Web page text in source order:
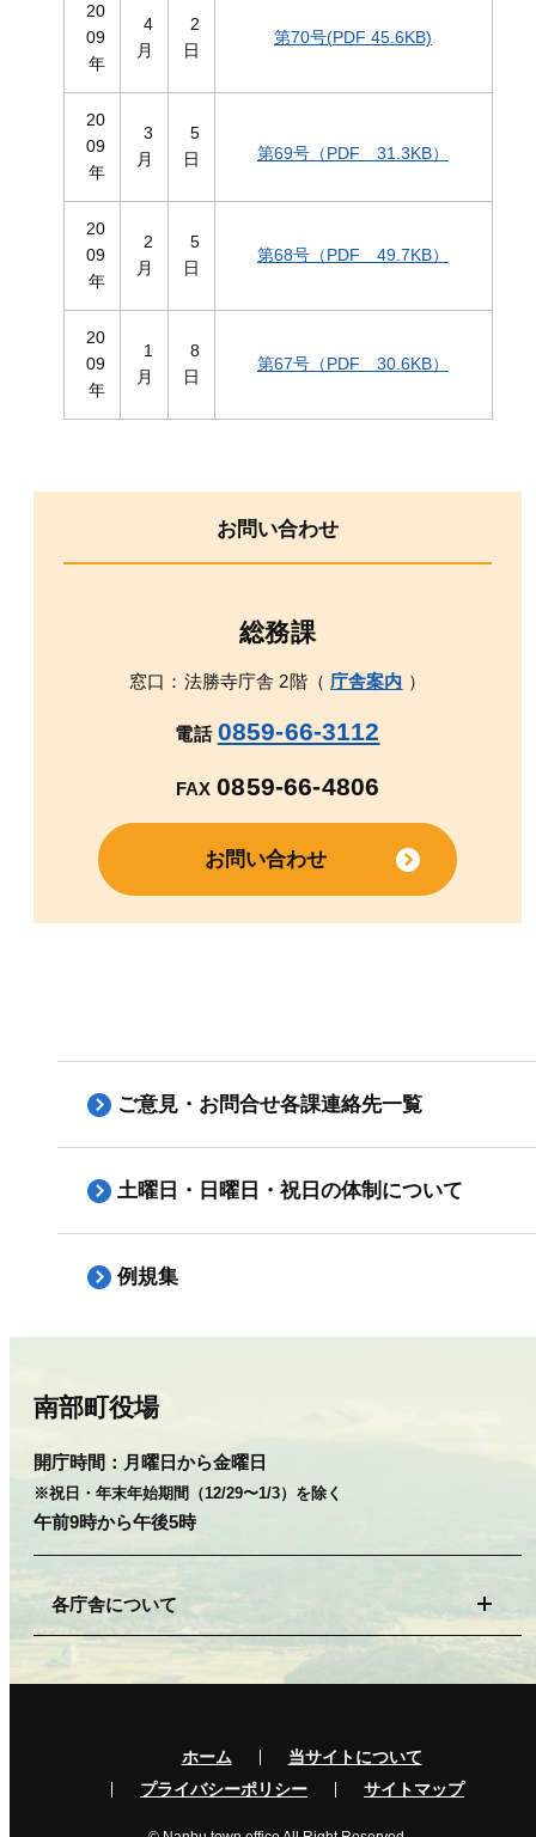
20
09
年
4
月
2
日
第70号(PDF 45.6KB)
20
09
年
3
月
5
日
第69号（PDF 31.3KB）
20
09
年
2
月
5
日
第68号（PDF 49.7KB）
20
09
年
1
月
8
日
第67号（PDF 30.6KB）
お問い合わせ
総務課
窓口：法勝寺庁舎 2階（ 庁舎案内 ）
電話 0859-66-3112
FAX 0859-66-4806
お問い合わせ
ご意見・お問合せ各課連絡先一覧
土曜日・日曜日・祝日の体制について
例規集
南部町役場
開庁時間： 月曜日から金曜日
※祝日・年末年始期間（12/29〜1/3）を除く
午前9時から午後5時
各庁舎について
ホーム
当サイトについて
プライバシーポリシー
サイトマップ